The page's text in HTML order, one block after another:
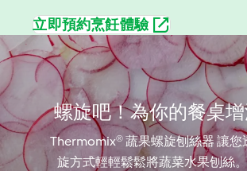
立即預約烹飪體驗
螺旋吧！為你的餐桌
Thermomix® 蔬果螺旋刨絲器 讓您
旋方式輕輕鬆鬆將蔬菜水果刨絲